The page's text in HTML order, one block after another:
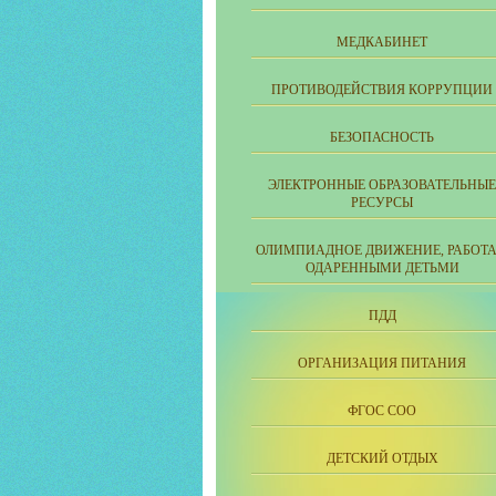
МЕДКАБИНЕТ
ПРОТИВОДЕЙСТВИЯ КОРРУПЦИИ
БЕЗОПАСНОСТЬ
ЭЛЕКТРОННЫЕ ОБРАЗОВАТЕЛЬНЫЕ
РЕСУРСЫ
ОЛИМПИАДНОЕ ДВИЖЕНИЕ,
ОДАРЕННЫМИ ДЕТЬМИ
ПДД
ОРГАНИЗАЦИЯ ПИТАНИЯ
ФГОС СОО
ДЕТСКИЙ ОТДЫХ